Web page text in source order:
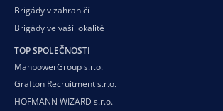
Brigády v zahraničí
Brigády ve vaší lokalitě
TOP SPOLEČNOSTI
ManpowerGroup s.r.o.
Grafton Recruitment s.r.o.
HOFMANN WIZARD s.r.o.